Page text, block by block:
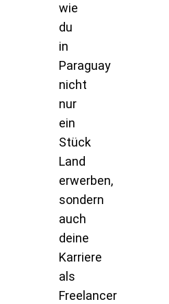
wie
du
in
Paraguay
nicht
nur
ein
Stück
Land
erwerben,
sondern
auch
deine
Karriere
als
Freelancer